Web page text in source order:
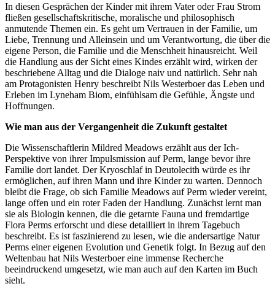
In diesen Gesprächen der Kinder mit ihrem Vater oder Frau Strom
fließen gesellschaftskritische, moralische und philosophisch
anmutende Themen ein. Es geht um Vertrauen in der Familie, um
Liebe, Trennung und Alleinsein und um Verantwortung, die über die
eigene Person, die Familie und die Menschheit hinausreicht. Weil
die Handlung aus der Sicht eines Kindes erzählt wird, wirken der
beschriebene Alltag und die Dialoge naiv und natürlich. Sehr nah
am Protagonisten Henry beschreibt Nils Westerboer das Leben und
Erleben im Lyneham Biom, einfühlsam die Gefühle, Ängste und
Hoffnungen.
Wie man aus der Vergangenheit die Zukunft gestaltet
Die Wissenschaftlerin Mildred Meadows erzählt aus der Ich-
Perspektive von ihrer Impulsmission auf Perm, lange bevor ihre
Familie dort landet. Der Kryoschlaf in Deutolecith würde es ihr
ermöglichen, auf ihren Mann und ihre Kinder zu warten. Dennoch
bleibt die Frage, ob sich Familie Meadows auf Perm wieder vereint,
lange offen und ein roter Faden der Handlung. Zunächst lernt man
sie als Biologin kennen, die die getarnte Fauna und fremdartige
Flora Perms erforscht und diese detailliert in ihrem Tagebuch
beschreibt. Es ist faszinierend zu lesen, wie die andersartige Natur
Perms einer eigenen Evolution und Genetik folgt. In Bezug auf den
Weltenbau hat Nils Westerboer eine immense Recherche
beeindruckend umgesetzt, wie man auch auf den Karten im Buch
sieht.